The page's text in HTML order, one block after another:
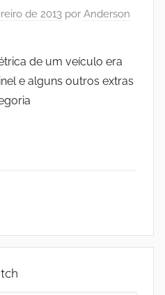
de 2013 por Anderson
de um veículo era
e alguns outros extras